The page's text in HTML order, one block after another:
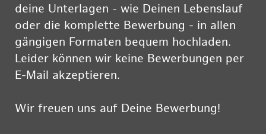
deine Unterlagen - wie Deinen Lebenslauf
oder die komplette Bewerbung - in allen
gängigen Formaten bequem hochladen.
Leider können wir keine Bewerbungen per
E-Mail akzeptieren.
Wir freuen uns auf Deine Bewerbung!